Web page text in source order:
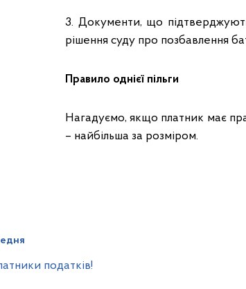
3. Документи, що
рішення суду про позбавлення
Правило однієї пільги
Нагадуємо, якщо платник має
– найбільша за розміром.
податків!